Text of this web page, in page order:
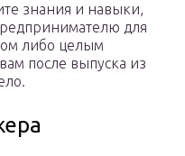
знания и навыки,
для
либо целым
после выпуска из